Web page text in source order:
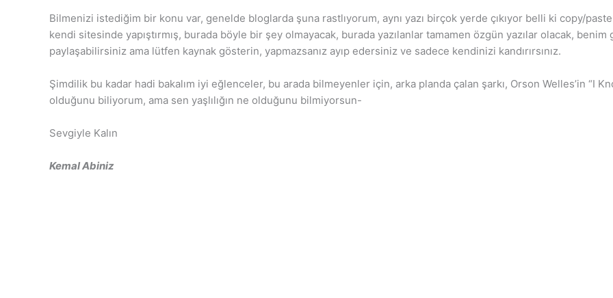
Bilmenizi istediğim bir konu var, genelde bloglarda şuna rastlıyorum, aynı yazı birçok yerde çıkıyor belli ki copy/
kendi sitesinde yapıştırmış, burada böyle bir şey olmayacak, burada yazılanlar tamamen özgün yazılar olacak, benim
paylaşabilirsiniz ama lütfen kaynak gösterin, yapmazsanız ayıp edersiniz ve sadece kendinizi kandırırsınız.
Şimdilik bu kadar hadi bakalım iyi eğlenceler, bu arada bilmeyenler için, arka planda çalan şarkı, Orson Welles’in “I
olduğunu biliyorum, ama sen yaşlılığın ne olduğunu bilmiyorsun-
Sevgiyle Kalın
Kemal Abiniz